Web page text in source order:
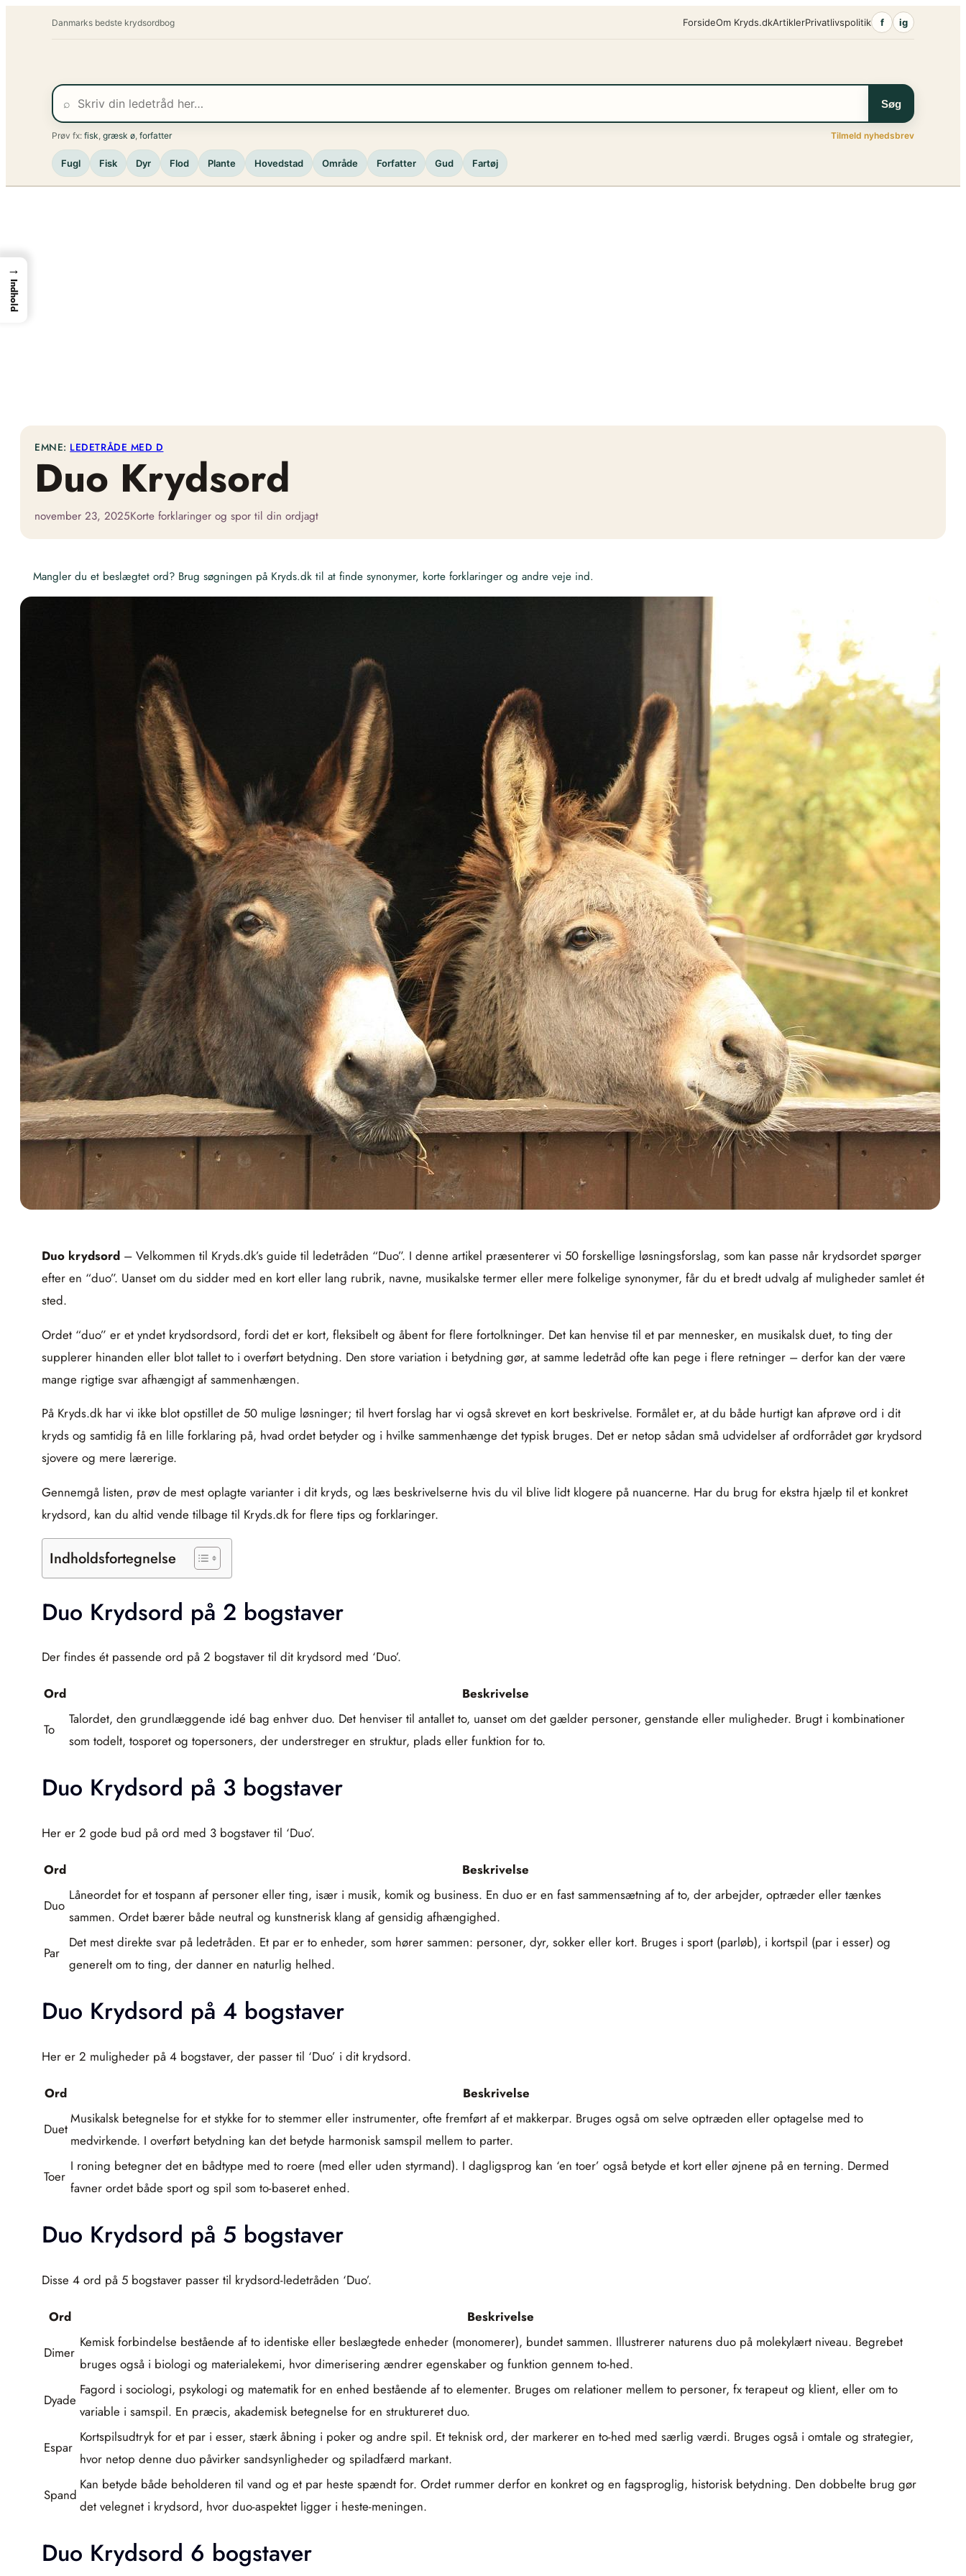
Danmarks bedste krydsordbog ForsideOm Kryds.dkArtiklerPrivatlivspolitik f ig
⌕ Søg
Prøv fx: fisk græsk ø forfatter Tilmeld nyhedsbrev
Fugl Fisk Dyr Flod Plante Hovedstad Område Forfatter Gud Fartøj
EMNE: LEDETRÅDE MED D
Duo Krydsord
november 23, 2025Korte forklaringer og spor til din ordjagt
Mangler du et beslægtet ord? Brug søgningen på Kryds.dk til at finde synonymer, korte forklaringer og andre veje ind.
Duo krydsord– Velkommen til Kryds.dk’s guide til ledetråden “Duo”. I denne artikel præsenterer vi 50 forskellige løsningsforslag, som kan passe når krydsordet spørger
efter en “duo”. Uanset om du sidder med en kort eller lang rubrik, navne, musikalske termer eller mere folkelige synonymer, får du et bredt udvalg af muligheder samlet ét
sted.
Ordet “duo” er et yndet krydsordsord, fordi det er kort, fleksibelt og åbent for flere fortolkninger. Det kan henvise til et par mennesker, en musikalsk duet, to ting der
supplerer hinanden eller blot tallet to i overført betydning. Den store variation i betydning gør, at samme ledetråd ofte kan pege i flere retninger – derfor kan der være
mange rigtige svar afhængigt af sammenhængen.
På Kryds.dk har vi ikke blot opstillet de 50 mulige løsninger; til hvert forslag har vi også skrevet en kort beskrivelse. Formålet er, at du både hurtigt kan afprøve ord i dit
kryds og samtidig få en lille forklaring på, hvad ordet betyder og i hvilke sammenhænge det typisk bruges. Det er netop sådan små udvidelser af ordforrådet gør krydsord
sjovere og mere lærerige.
Gennemgå listen, prøv de mest oplagte varianter i dit kryds, og læs beskrivelserne hvis du vil blive lidt klogere på nuancerne. Har du brug for ekstra hjælp til et konkret
krydsord, kan du altid vende tilbage til Kryds.dk for flere tips og forklaringer.
Indholdsfortegnelse
Duo Krydsord på 2 bogstaver
Der findes ét passende ord på 2 bogstaver til dit krydsord med ‘Duo’.
Ord Beskrivelse
To
Talordet, den grundlæggende idé bag enhver duo. Det henviser til antallet to, uanset om det gælder personer, genstande eller muligheder. Brugt i kombinationer
som todelt, tosporet og topersoners, der understreger en struktur, plads eller funktion for to.
Duo Krydsord på 3 bogstaver
Her er 2 gode bud på ord med 3 bogstaver til ‘Duo’.
Ord Beskrivelse
Duo
Låneordet for et tospann af personer eller ting, især i musik, komik og business. En duo er en fast sammensætning af to, der arbejder, optræder eller tænkes
sammen. Ordet bærer både neutral og kunstnerisk klang af gensidig afhængighed.
Par
Det mest direkte svar på ledetråden. Et par er to enheder, som hører sammen: personer, dyr, sokker eller kort. Bruges i sport (parløb), i kortspil (par i esser) og
generelt om to ting, der danner en naturlig helhed.
Duo Krydsord på 4 bogstaver
Her er 2 muligheder på 4 bogstaver, der passer til ‘Duo’ i dit krydsord.
Ord Beskrivelse
Duet
Musikalsk betegnelse for et stykke for to stemmer eller instrumenter, ofte fremført af et makkerpar. Bruges også om selve optræden eller optagelse med to
medvirkende. I overført betydning kan det betyde harmonisk samspil mellem to parter.
Toer
I roning betegner det en bådtype med to roere (med eller uden styrmand). I dagligsprog kan ‘en toer’ også betyde et kort eller øjnene på en terning. Dermed
favner ordet både sport og spil som to-baseret enhed.
Duo Krydsord på 5 bogstaver
Disse 4 ord på 5 bogstaver passer til krydsord-ledetråden ‘Duo’.
Ord Beskrivelse
Dimer
Kemisk forbindelse bestående af to identiske eller beslægtede enheder (monomerer), bundet sammen. Illustrerer naturens duo på molekylært niveau. Begrebet
bruges også i biologi og materialekemi, hvor dimerisering ændrer egenskaber og funktion gennem to-hed.
Dyade
Fagord i sociologi, psykologi og matematik for en enhed bestående af to elementer. Bruges om relationer mellem to personer, fx terapeut og klient, eller om to
variable i samspil. En præcis, akademisk betegnelse for en struktureret duo.
Espar
Kortspilsudtryk for et par i esser, stærk åbning i poker og andre spil. Et teknisk ord, der markerer en to-hed med særlig værdi. Bruges også i omtale og strategier,
hvor netop denne duo påvirker sandsynligheder og spiladfærd markant.
Spand
Kan betyde både beholderen til vand og et par heste spændt for. Ordet rummer derfor en konkret og en fagsproglig, historisk betydning. Den dobbelte brug gør
det velegnet i krydsord, hvor duo-aspektet ligger i heste-meningen.
Duo Krydsord 6 bogstaver
→
Indhold